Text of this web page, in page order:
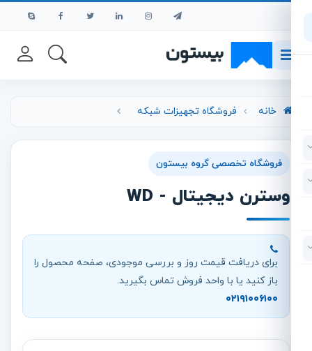
خانه فروشگاه تجهیزات شبکه
فروشگاه تخصصی گروه بیستون
وسترن دیجیتال - WD
برای دریافت قیمت روز و بررسی موجودی، صفحه محصول را
باز کنید یا با واحد فروش تماس بگیرید.
۰۲۱۹۱۰۰۶۱۰۰